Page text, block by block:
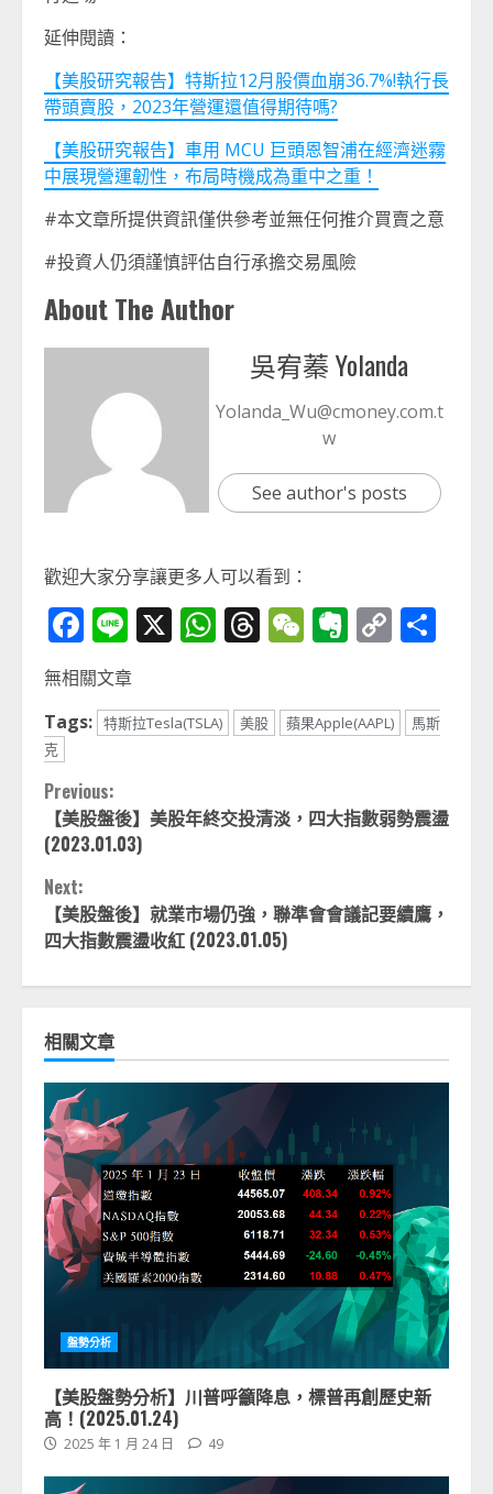
延伸閱讀：
【美股研究報告】特斯拉12月股價血崩36.7%!執行長
帶頭賣股，2023年營運還值得期待嗎?
【美股研究報告】車用 MCU 巨頭恩智浦在經濟迷霧
中展現營運韌性，布局時機成為重中之重！
#本文章所提供資訊僅供參考並無任何推介買賣之意
#投資人仍須謹慎評估自行承擔交易風險
About The Author
吳宥蓁 Yolanda
Yolanda_Wu@cmoney.com.t
w
See author's posts
歡迎大家分享讓更多人可以看到：
Facebook
Line
X WhatsApp
Threads
WeChat
Evernote
Copy
無相關文章
Tags: 特斯拉Tesla(TSLA) 美股 蘋果Apple(AAPL)
馬斯
克
Continue
Reading
Previous:
【美股盤後】美股年終交投清淡，四大指數弱勢震盪
(2023.01.03)
Next:
【美股盤後】就業市場仍強，聯準會會議記要續鷹，
四大指數震盪收紅 (2023.01.05)
相關文章
盤勢分析
【美股盤勢分析】川普呼籲降息，標普再創歷史新
高！(2025.01.24)
2025 年 1 月 24 日 49